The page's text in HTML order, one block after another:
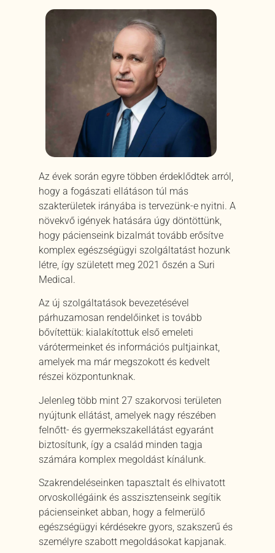
Az évek során egyre többen érdeklődtek arról,
hogy a fogászati ellátáson túl más
szakterületek irányába is tervezünk-e nyitni. A
növekvő igények hatására úgy döntöttünk,
hogy pácienseink bizalmát tovább erősítve
komplex egészségügyi szolgáltatást hozunk
létre, így született meg 2021 őszén a Suri
Medical.
Az új szolgáltatások bevezetésével
párhuzamosan rendelőinket is tovább
bővítettük: kialakítottuk első emeleti
várótermeinket és információs pultjainkat,
amelyek ma már megszokott és kedvelt
részei központunknak.
Jelenleg több mint 27 szakorvosi területen
nyújtunk ellátást, amelyek nagy részében
felnőtt- és gyermekszakellátást egyaránt
biztosítunk, így a család minden tagja
számára komplex megoldást kínálunk.
Szakrendeléseinken tapasztalt és elhivatott
orvoskollégáink és asszisztenseink segítik
pácienseinket abban, hogy a felmerülő
egészségügyi kérdésekre gyors, szakszerű és
személyre szabott megoldásokat kapjanak.